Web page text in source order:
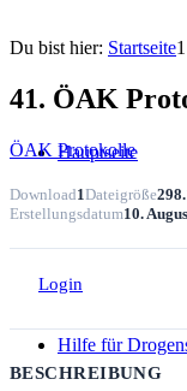
Hauptseite
Hilfe für
Du bist hier: Startseite1
41. ÖAK
ÖAK Protokolle
Download1Dateigröße
Erstellungsdatum10.
Login
BESCHREIBUNG